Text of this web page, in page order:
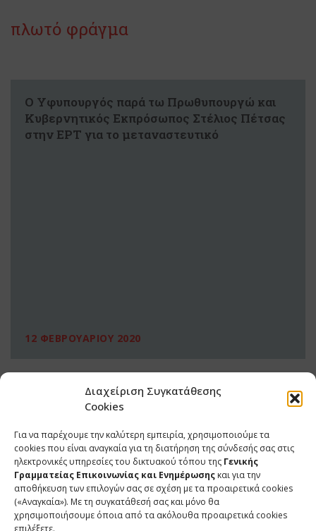
Διαχείριση Συγκατάθεσης
Cookies
Για να παρέχουμε την καλύτερη εμπειρία, χρησιμοποιούμε τα
cookies που είναι αναγκαία για τη διατήρηση της σύνδεσής σας στις
ηλεκτρονικές υπηρεσίες του δικτυακού τόπου της Γενικής
Γραμματείας Επικοινωνίας και Ενημέρωσης και για την
αποθήκευση των επιλογών σας σε σχέση με τα προαιρετικά cookies
(«Αναγκαία»). Με τη συγκατάθεσή σας και μόνο θα
χρησιμοποιήσουμε όποια από τα ακόλουθα προαιρετικά cookies
επιλέξετε.
πλωτό φράγμα
Ο Υφυπουργός παρά τω Πρωθυπουργώ και
Κυβερνητικός Εκπρόσωπος Στέλιος Πέτσας
στην ΕΡΤ για το μεταναστευτικό
12 ΦΕΒΡΟΥΑΡΙΟΥ 2020
ΕΠΙΚΟΙΝΩΝΙΑ